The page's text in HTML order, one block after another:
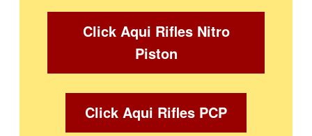
Click Aqui Rifles Nitro
Piston
Click Aqui Rifles PCP